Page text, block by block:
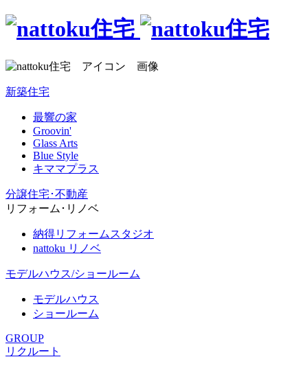
新築住宅
最響の家
Groovin'
Glass Arts
Blue Style
キママプラス
分譲住宅･不動産
リフォーム･リノベ
納得リフォームスタジオ
nattoku リノベ
モデルハウス/ショールーム
モデルハウス
ショールーム
GROUP
リクルート